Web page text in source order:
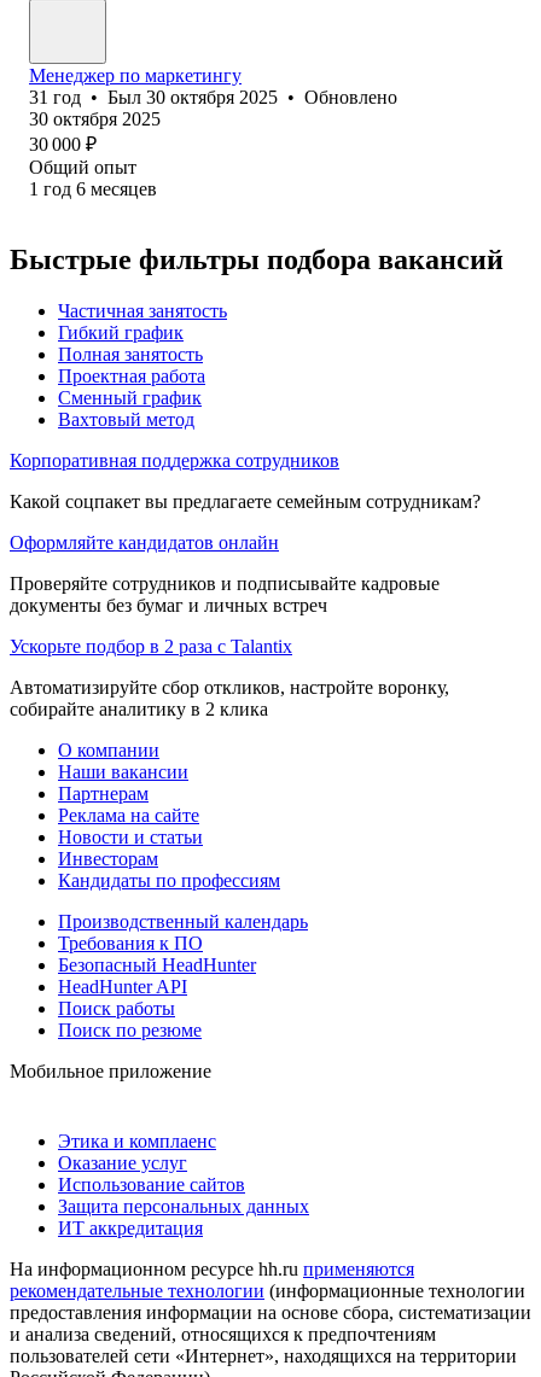
Менеджер по маркетингу
31 год • Был 30 октября 2025 • Обновлено
30 октября 2025
30 000 ₽
Общий опыт
1 год 6 месяцев
Быстрые фильтры подбора вакансий
Частичная занятость
Гибкий график
Полная занятость
Проектная работа
Сменный график
Вахтовый метод
Корпоративная поддержка сотрудников
Какой соцпакет вы предлагаете семейным сотрудникам?
Оформляйте кандидатов онлайн
Проверяйте сотрудников и подписывайте кадровые
документы без бумаг и личных встреч
Ускорьте подбор в 2 раза с Talantix
Автоматизируйте сбор откликов, настройте воронку,
собирайте аналитику в 2 клика
О компании
Наши вакансии
Партнерам
Реклама на сайте
Новости и статьи
Инвесторам
Кандидаты по профессиям
Производственный календарь
Требования к ПО
Безопасный HeadHunter
HeadHunter API
Поиск работы
Поиск по резюме
Мобильное приложение
Этика и комплаенс
Оказание услуг
Использование сайтов
Защита персональных данных
ИТ аккредитация
На информационном ресурсе hh.ru применяются
рекомендательные технологии (информационные технологии
предоставления информации на основе сбора, систематизации
и анализа сведений, относящихся к предпочтениям
пользователей сети «Интернет», находящихся на территории